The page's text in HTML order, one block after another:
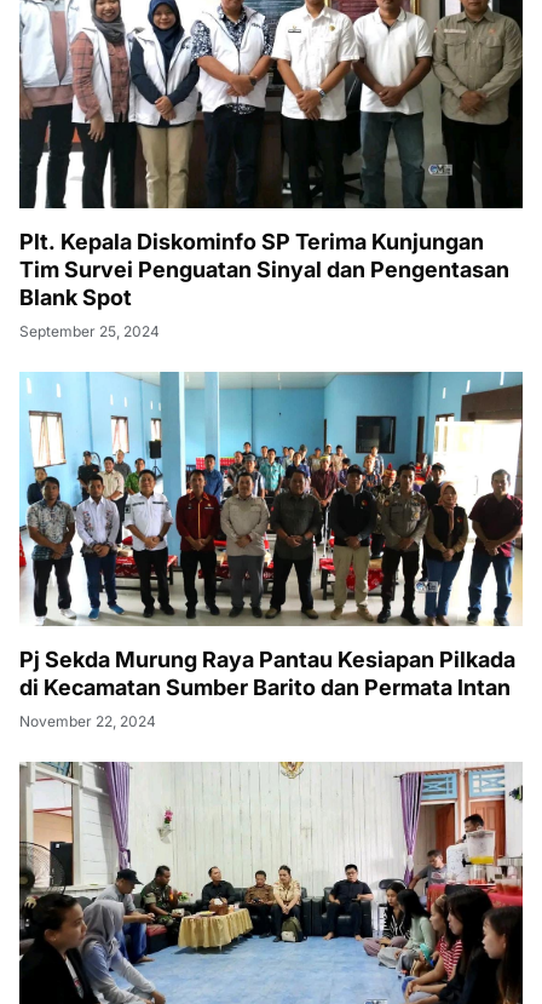
Plt. Kepala Diskominfo SP Terima Kunjungan
Tim Survei Penguatan Sinyal dan Pengentasan
Blank Spot
September 25, 2024
Pj Sekda Murung Raya Pantau Kesiapan Pilkada
di Kecamatan Sumber Barito dan Permata Intan
November 22, 2024